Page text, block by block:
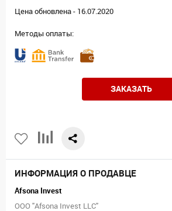
Цена обновлена - 16.07.2020
Методы оплаты:
ЗАКАЗАТЬ
ИНФОРМАЦИЯ О ПРОДАВЦЕ
Afsona Invest
ООО "Afsona Invest LLC"